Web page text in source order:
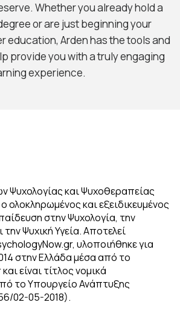
Whether you already hold a
or are just beginning your
education, Arden has the tools and
provide you with a truly engaging
experience.
Ψυχολογίας και Ψυχοθεραπείας
ολοκληρωμένος και εξειδικευμένος
στην Ψυχολογία, την
Ψυχική Υγεία. Αποτελεί
υλοποιήθηκε για
στην Ελλάδα μέσα από το
είναι τίτλος νομικά
το Υπουργείο Ανάπτυξης
02-05-2018).